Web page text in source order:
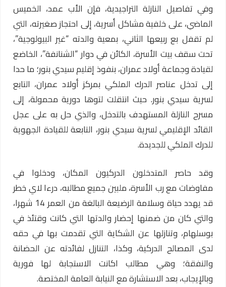
وفي تفاصيل النازلة التراجيدية، فإن الأب عمد، الخميس
الماضي، على خلفية مشاكل أسرية، إلى احتجاز صغيرته، التي
لم تقفل بع ربيعها الثاني، بمعية والدته “غير البيولوجية”،
تحت سقف بيت الأسرة، الكائن في دوار “الشنانفة”، الخاضع
لقيادة وجماعة أولاد عمران، بنفوذ إقليم سيدي بنور؛ ما حدا
إلى تدخل عناصر الدرك الملكي بمركز أولاد عمران، التابع
لسرية سيدي بنور. حيث انتقلت لتوها دورية محمولة، إلى
مسرح النازلة المستهدف بالتدخل، والذي حل به على عجل
القائد الإقليمي لسرية سيدي بنور، التابعة للقيادة الجهوية
للدرك الملكي للجديدة.
وقد حاصر المتدخلون الدركيون المكان، ودخلوا في
مفاوضات مع رب الأسرة، ملبين جميع مطالبه، درءا لاي خطر
قد يهدد حياة وسلامة الرضيعة البالغة من العمر 14 شهرا،
والتي كان من ضمنها إحضار والدتها التي كانت وقتئذ في
بوسلهام، وتنازلها عن الشكاية التي تقدمت بها في حقه
لدى المصالح الدركية، وكذا، التنازل لفائدته عن الحضانة
والنفقة؛ وهي مطالب اكانت الاستجابة لها فورية
وبالإيجاب، بعد الاستشارة مع النيابة العامة المختصة.